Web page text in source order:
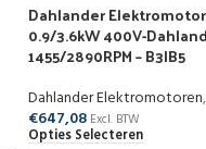
Dahlander Elektromotor
0.9/3.6kW 400V-
1455/2890RPM – B3|B5
Dahlander Elektromotoren,
€647,08 Excl. BTW
Opties Selecteren